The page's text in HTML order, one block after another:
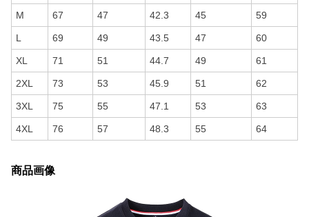
M 67 47 42.3 45 59
L 69 49 43.5 47 60
XL 71 51 44.7 49 61
2XL 73 53 45.9 51 62
3XL 75 55 47.1 53 63
4XL 76 57 48.3 55 64
商品画像